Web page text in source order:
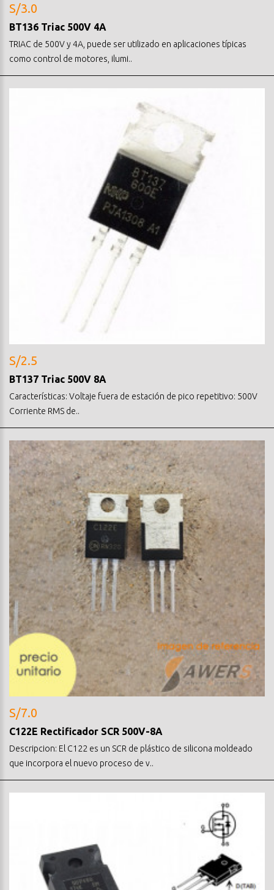
S/3.0
BT136 Triac 500V 4A
TRIAC de 500V y 4A, puede ser utilizado en aplicaciones típicas
como control de motores, ilumi..
S/2.5
BT137 Triac 500V 8A
Características: Voltaje fuera de estación de pico repetitivo: 500V
Corriente RMS de..
S/7.0
C122E Rectificador SCR 500V-8A
Descripcion: El C122 es un SCR de plástico de silicona moldeado
que incorpora el nuevo proceso de v..